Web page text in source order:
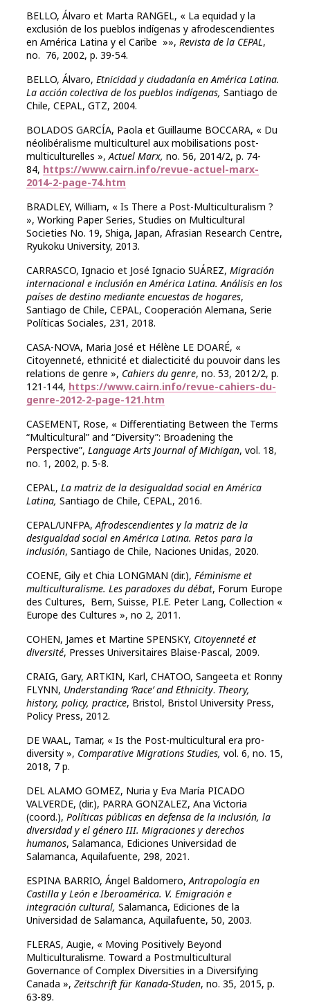
BELLO, Álvaro et Marta RANGEL, « La equidad y la
exclusión de los pueblos indígenas y afrodescendientes
en América Latina y el Caribe »», Revista de la CEPAL,
no. 76, 2002, p. 39-54.
BELLO, Álvaro, Etnicidad y ciudadanía en América Latina.
La acción colectiva de los pueblos indígenas, Santiago de
Chile, CEPAL, GTZ, 2004.
BOLADOS GARCÍA, Paola et Guillaume BOCCARA, « Du
néolibéralisme multiculturel aux mobilisations post-
multiculturelles »,Actuel Marx, no. 56, 2014/2, p. 74-
84, https://www.cairn.info/revue-actuel-marx-
2014-2-page-74.htm
BRADLEY, William, « Is There a Post-Multiculturalism ?
», Working Paper Series, Studies on Multicultural
Societies No. 19, Shiga, Japan, Afrasian Research Centre,
Ryukoku University, 2013.
CARRASCO, Ignacio et José Ignacio SUÁREZ, Migración
internacional e inclusión en América Latina. Análisis en los
países de destino mediante encuestas de hogares,
Santiago de Chile, CEPAL, Cooperación Alemana, Serie
Políticas Sociales, 231, 2018.
CASA-NOVA, Maria José et Hélène LE DOARÉ, «
Citoyenneté, ethnicité et dialecticité du pouvoir dans les
relations de genre », Cahiers du genre, no. 53, 2012/2, p.
121-144, https://www.cairn.info/revue-cahiers-du-
genre-2012-2-page-121.htm
CASEMENT, Rose, « Differentiating Between the Terms
“Multicultural” and “Diversity”: Broadening the
Perspective”, Language Arts Journal of Michigan, vol. 18,
no. 1, 2002, p. 5-8.
CEPAL, La matriz de la desigualdad social en América
Latina, Santiago de Chile, CEPAL, 2016.
CEPAL/UNFPA,Afrodescendientes y la matriz de la
desigualdad social en América Latina. Retos para la
inclusión, Santiago de Chile, Naciones Unidas, 2020.
COENE, Gily et Chia LONGMAN (dir.), Féminisme et
multiculturalisme. Les paradoxes du débat, Forum Europe
des Cultures, Bern, Suisse, PI.E. Peter Lang, Collection «
Europe des Cultures », no 2, 2011.
COHEN, James et Martine SPENSKY, Citoyenneté et
diversité, Presses Universitaires Blaise-Pascal, 2009.
CRAIG, Gary, ARTKIN, Karl, CHATOO, Sangeeta et Ronny
FLYNN, Understanding ‘Race’ and Ethnicity. Theory,
history, policy, practice, Bristol, Bristol University Press,
Policy Press, 2012.
DE WAAL, Tamar, « Is the Post-multicultural era pro-
diversity », Comparative Migrations Studies, vol. 6, no. 15,
2018, 7 p.
DEL ALAMO GOMEZ, Nuria y Eva María PICADO
VALVERDE, (dir.), PARRA GONZALEZ, Ana Victoria
(coord.), Políticas públicas en defensa de la inclusión, la
diversidad y el género III. Migraciones y derechos
humanos, Salamanca, Ediciones Universidad de
Salamanca, Aquilafuente, 298, 2021.
ESPINA BARRIO, Ángel Baldomero,Antropología en
Castilla y León e Iberoamérica. V. Emigración e
integración cultural, Salamanca, Ediciones de la
Universidad de Salamanca, Aquilafuente, 50, 2003.
FLERAS, Augie, « Moving Positively Beyond
Multiculturalisme. Toward a Postmulticultural
Governance of Complex Diversities in a Diversifying
Canada », Zeitschrift für Kanada-Studen, no. 35, 2015, p.
63-89.